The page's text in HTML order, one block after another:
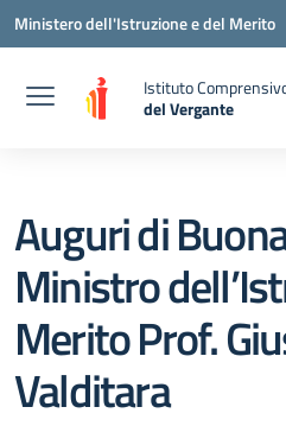
Vai ai contenuti
Vai al menu di navigazione
Vai al footer
Ministero dell'Istruzione e del Merito
Istituto
del Vergante
— Visita la pagina
Auguri di
Ministro
Merito Prof.
Valditara